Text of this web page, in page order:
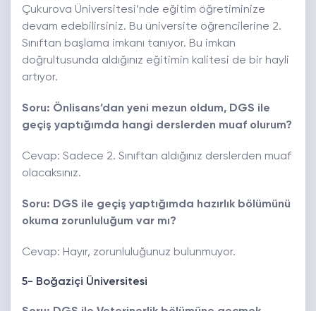
Çukurova Üniversitesi’nde eğitim öğretiminize
devam edebilirsiniz. Bu üniversite öğrencilerine 2.
Sınıftan başlama imkanı tanıyor. Bu imkan
doğrultusunda aldığınız eğitimin kalitesi de bir hayli
artıyor.
Soru: Önlisans’dan yeni mezun oldum, DGS ile
geçiş yaptığımda hangi derslerden muaf olurum?
Cevap: Sadece 2. Sınıftan aldığınız derslerden muaf
olacaksınız.
Soru: DGS ile geçiş yaptığımda hazırlık bölümünü
okuma zorunluluğum var mı?
Cevap: Hayır, zorunluluğunuz bulunmuyor.
5- Boğaziçi Üniversitesi